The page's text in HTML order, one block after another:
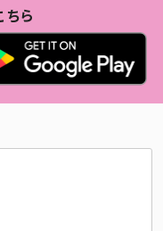
ちら